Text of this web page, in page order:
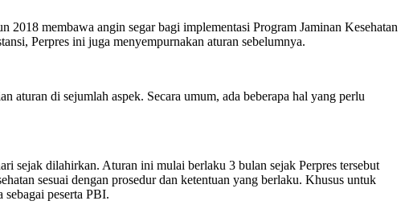
membawa angin segar bagi implementasi Program Jaminan Kesehatan
Perpres ini juga menyempurnakan aturan sebelumnya.
aturan di sejumlah aspek. Secara umum, ada beberapa hal yang perlu
sejak dilahirkan. Aturan ini mulai berlaku 3 bulan sejak Perpres tersebut
sesuai dengan prosedur dan ketentuan yang berlaku. Khusus untuk
peserta PBI.